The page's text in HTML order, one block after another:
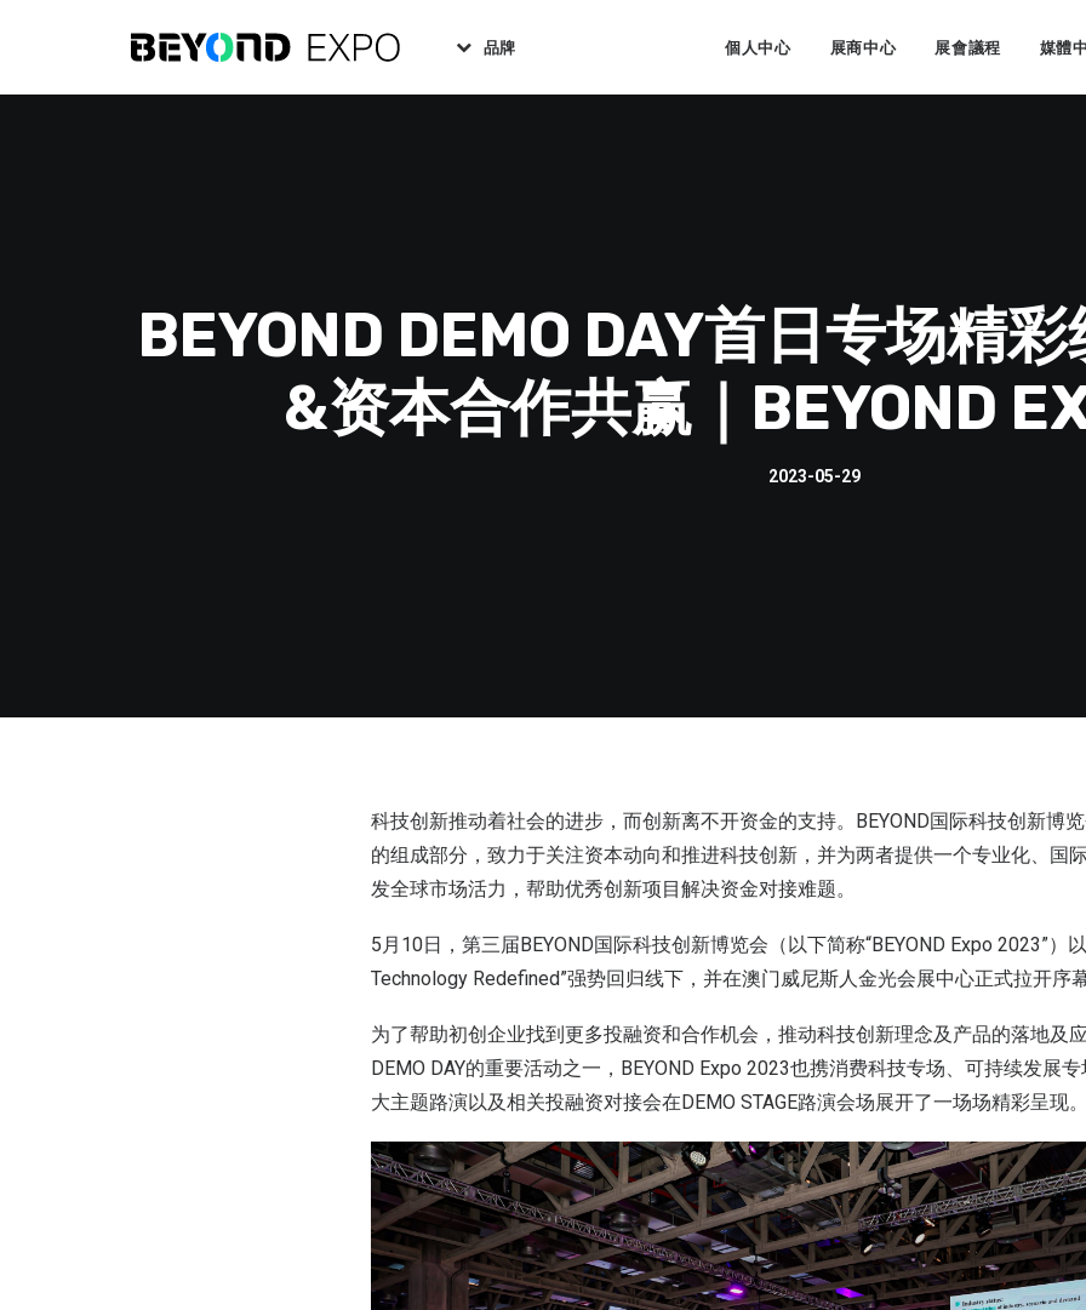
品牌 個人中心 展商中心 展會議程 媒體
BEYOND DEMO DAY首日专场精
&资本合作共赢｜BEYOND
2023-05-29
科技创新推动着社会的进步，而创新离不开资金的支持。BEYOND国际科技创新博
的组成部分，致力于关注资本动向和推进科技创新，并为两者提供一个专业化、国
发全球市场活力，帮助优秀创新项目解决资金对接难题。
5月10日，第三届BEYOND国际科技创新博览会（以下简称“BEYOND Expo 2023”）
Technology Redefined”强势回归线下，并在澳门威尼斯人金光会展中心正式拉开序
为了帮助初创企业找到更多投融资和合作机会，推动科技创新理念及产品的落地及
DEMO DAY的重要活动之一，BEYOND Expo 2023也携消费科技专场、可持续发展
大主题路演以及相关投融资对接会在DEMO STAGE路演会场展开了一场场精彩呈现